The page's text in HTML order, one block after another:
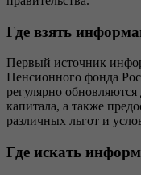
Где взять
Первый источник
Пенсионного фонда
регулярно
капитала, а также
различных льгот и
Где искать